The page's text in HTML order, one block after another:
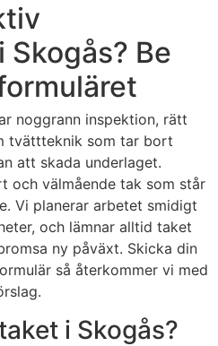
Be
noggrann inspektion, rätt
tvättteknik som tar bort
att skada underlaget.
och välmående tak som står
Vi planerar arbetet smidigt
och lämnar alltid taket
ny påväxt. Skicka din
så återkommer vi med
i Skogås?